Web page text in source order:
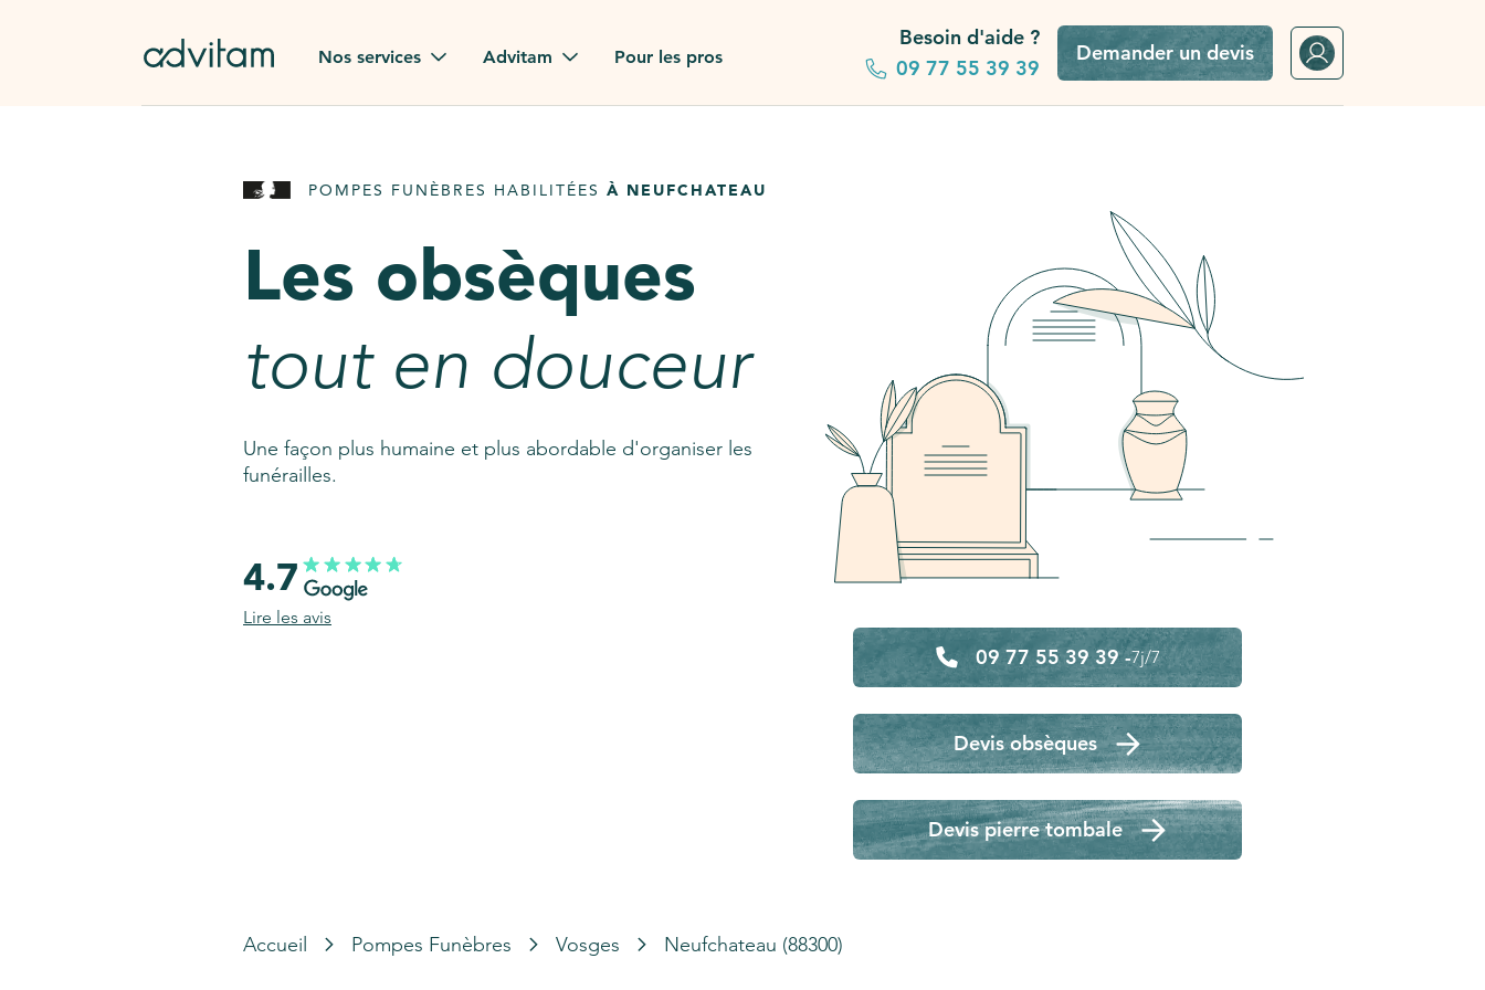
Nos services
Rapatriement à
Pierre tombale
AssistGPT
Nos services en plus
Advitam
Advitam dans la presse
Consultez notre FAQ
Pour les pros
Besoin d'aide ?
09 77 55 39 39
Demander un devis
POMPES FUNÈBRES HABILITÉES À NEUFCHATEAU
Les obsèques
tout en douceur
Une façon plus humaine et plus abordable d'organiser les
funérailles.
09 77 55 39 39 -7j/7
Devis obsèques
Devis pierre tombale
4.7
Lire les avis
Accueil Pompes Funèbres Vosges Neufchateau (88300)